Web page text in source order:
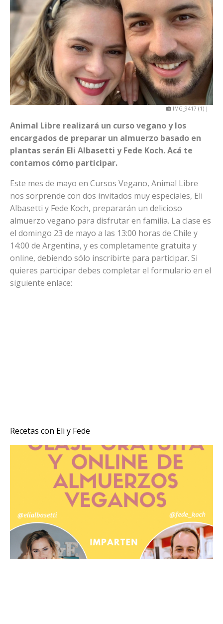
IMG_9417 (1) |
Animal Libre realizará un curso vegano y los
encargados de preparar un almuerzo basado en
plantas serán Eli Albasetti y Fede Koch. Acá te
contamos cómo participar.
Este mes de mayo en Cursos Vegano, Animal Libre
nos sorprende con dos invitados muy especiales, Eli
Albasetti y Fede Koch, prepararán un delicioso
almuerzo vegano para disfrutar en familia. La clase es
el domingo 23 de mayo a las 13:00 horas de Chile y
14:00 de Argentina, y es completamente gratuita y
online, debiendo sólo inscribirte para participar. Si
quieres participar debes completar el formulario en el
siguiente enlace:
Recetas con Eli y Fede